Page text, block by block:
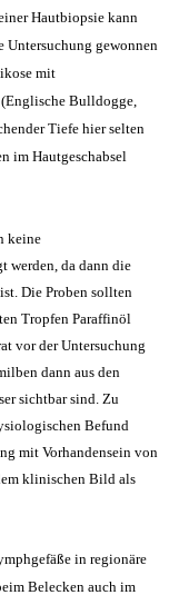
Hautbiopsie kann
Untersuchung gewonnen
mit
Bulldogge,
Tiefe hier selten
im Hautgeschabsel
keine
werden, da dann die
Die Proben sollten
Tropfen Paraffinöl
vor der Untersuchung
dann aus den
sichtbar sind. Zu
Befund
mit Vorhandensein von
klinischen Bild als
in regionäre
Belecken auch im